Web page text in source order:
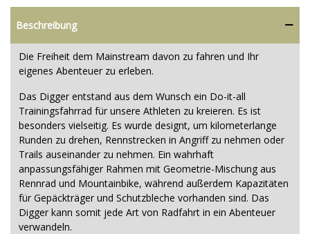
Beschreibung
Die Freiheit dem Mainstream davon zu fahren und Ihr
eigenes Abenteuer zu erleben.
Das Digger entstand aus dem Wunsch ein Do-it-all
Trainingsfahrrad für unsere Athleten zu kreieren. Es ist
besonders vielseitig. Es wurde designt, um kilometerlange
Runden zu drehen, Rennstrecken in Angriff zu nehmen oder
Trails auseinander zu nehmen. Ein wahrhaft
anpassungsfähiger Rahmen mit Geometrie-Mischung aus
Rennrad und Mountainbike, während außerdem Kapazitäten
für Gepäckträger und Schutzbleche vorhanden sind. Das
Digger kann somit jede Art von Radfahrt in ein Abenteuer
verwandeln.